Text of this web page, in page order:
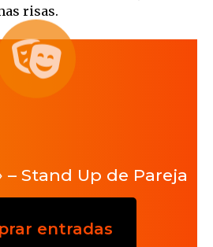
risas.
– Stand Up de Pareja
entradas